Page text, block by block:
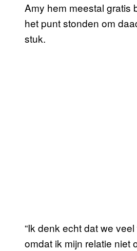
Amy hem meestal gratis
het punt stonden om
stuk.
“Ik denk echt dat we
omdat ik mijn relatie niet